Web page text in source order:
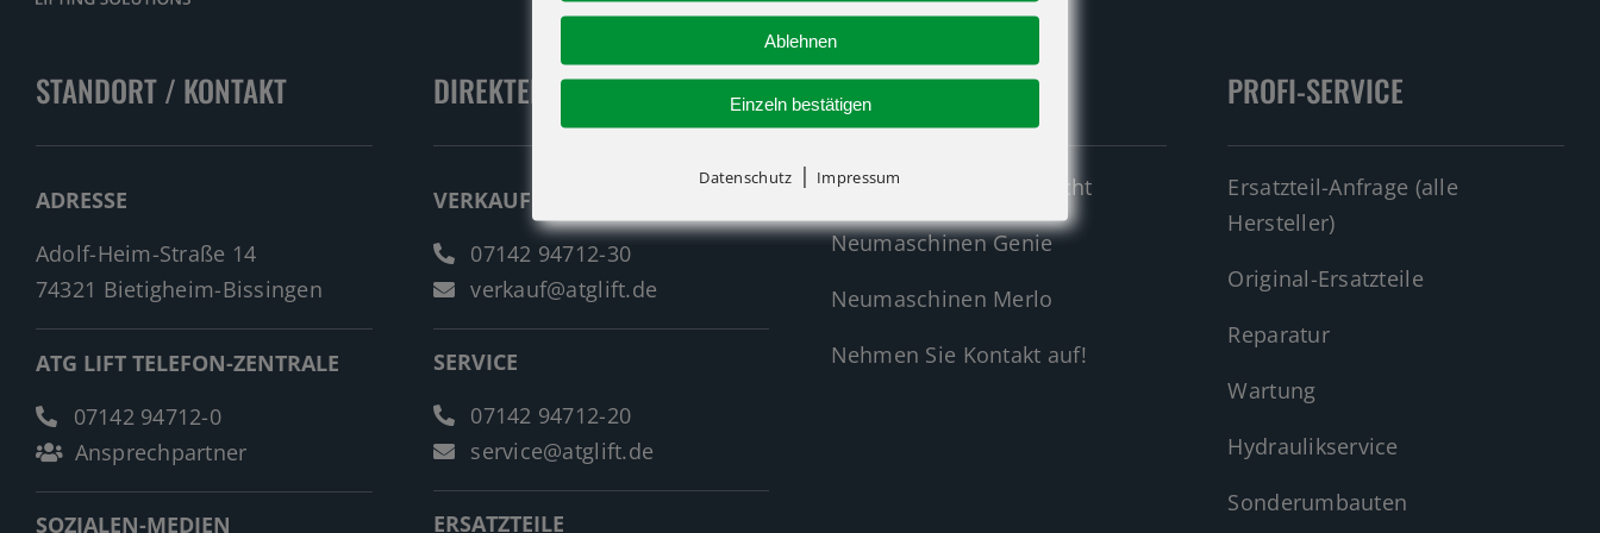
STANDORT / KONTAKT
ADRESSE
Adolf-Heim-Straße 14
74321 Bietigheim-Bissingen
ATG LIFT TELEFON-ZENTRALE
07142 94712-0
Ansprechpartner
SOZIALEN-MEDIEN
DIREKTER-KONTAKT
VERKAUF
07142 94712-30
verkauf@atglift.de
SERVICE
07142 94712-20
service@atglift.de
ERSATZTEILE
NEUMASCHINEN
Neumaschinen Übersicht
Neumaschinen Genie
Neumaschinen Merlo
Nehmen Sie Kontakt auf!
PROFI-SERVICE
Ersatzteil-Anfrage (alle
Hersteller)
Original-Ersatzteile
Reparatur
Wartung
Hydraulikservice
Sonderumbauten
Ablehnen
Einzeln bestätigen
Datenschutz | Impressum